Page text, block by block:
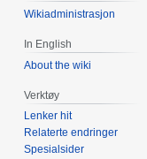
Wikiadministrasjon
In English
About the wiki
Verktøy
Lenker hit
Relaterte endringer
Spesialsider